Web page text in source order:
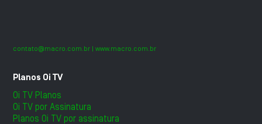
contato@macro.com.br | www.macro.com.br
Planos Oi TV
Oi TV Planos
Oi TV por Assinatura
Planos Oi TV por assinatura